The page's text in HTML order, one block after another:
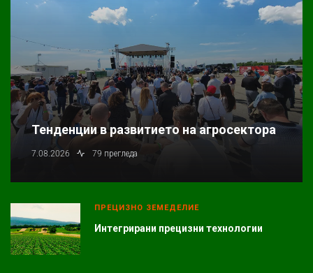
Тенденции в развитието на агросектора
7.08.2026 79 прегледа
ПРЕЦИЗНО ЗЕМЕДЕЛИЕ
Интегрирани прецизни технологии